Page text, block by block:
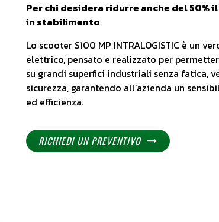
Per chi desidera ridurre anche del
in stabilimento
Lo scooter S100 MP INTRALOGISTIC è un
elettrico, pensato e realizzato per
su grandi superfici industriali senza fatica,
sicurezza, garantendo all’azienda un
ed efficienza.
RICHIEDI UN PREVENTIVO